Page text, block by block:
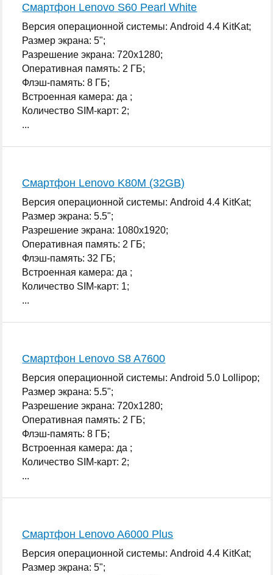
Смартфон Lenovo S60 Pearl White
Версия операционной системы: Android 4.4 KitKat;
Размер экрана: 5";
Разрешение экрана: 720x1280;
Оперативная память: 2 ГБ;
Флэш-память: 8 ГБ;
Встроенная камера: да ;
Количество SIM-карт: 2;
...
Смартфон Lenovo K80M (32GB)
Версия операционной системы: Android 4.4 KitKat;
Размер экрана: 5.5";
Разрешение экрана: 1080x1920;
Оперативная память: 2 ГБ;
Флэш-память: 32 ГБ;
Встроенная камера: да ;
Количество SIM-карт: 1;
...
Смартфон Lenovo S8 A7600
Версия операционной системы: Android 5.0 Lollipop;
Размер экрана: 5.5";
Разрешение экрана: 720x1280;
Оперативная память: 2 ГБ;
Флэш-память: 8 ГБ;
Встроенная камера: да ;
Количество SIM-карт: 2;
...
Смартфон Lenovo A6000 Plus
Версия операционной системы: Android 4.4 KitKat;
Размер экрана: 5";